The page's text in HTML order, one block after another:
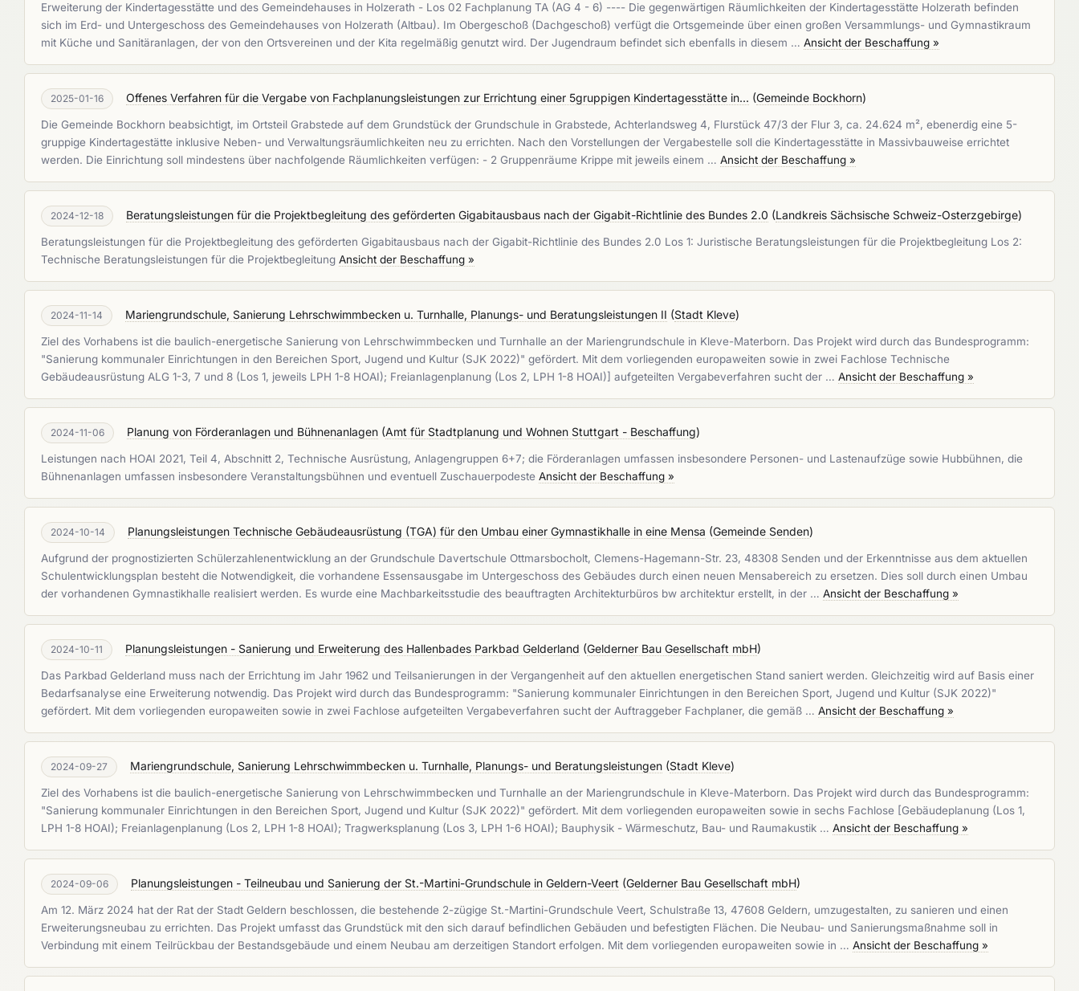
Erweiterung der Kindertagesstätte und des Gemeindehauses in Holzerath - Los 02 Fachplanung TA (AG 4 - 6) ---- Die gegenwärtigen Räumlichkeiten der Kindertagesstätte Holzerath befinden
sich im Erd- und Untergeschoss des Gemeindehauses von Holzerath (Altbau). Im Obergeschoß (Dachgeschoß) verfügt die Ortsgemeinde über einen großen Versammlungs- und Gymnastikraum
mit Küche und Sanitäranlagen, der von den Ortsvereinen und der Kita regelmäßig genutzt wird. Der Jugendraum befindet sich ebenfalls in diesem … Ansicht der Beschaffung »
2025-01-16 Offenes Verfahren für die Vergabe von Fachplanungsleistungen zur Errichtung einer 5gruppigen Kindertagesstätte in... (Gemeinde Bockhorn)
Die Gemeinde Bockhorn beabsichtigt, im Ortsteil Grabstede auf dem Grundstück der Grundschule in Grabstede, Achterlandsweg 4, Flurstück 47/3 der Flur 3, ca. 24.624 m², ebenerdig eine 5-
gruppige Kindertagestätte inklusive Neben- und Verwaltungsräumlichkeiten neu zu errichten. Nach den Vorstellungen der Vergabestelle soll die Kindertagesstätte in Massivbauweise errichtet
werden. Die Einrichtung soll mindestens über nachfolgende Räumlichkeiten verfügen: - 2 Gruppenräume Krippe mit jeweils einem … Ansicht der Beschaffung »
2024-12-18 Beratungsleistungen für die Projektbegleitung des geförderten Gigabitausbaus nach der Gigabit-Richtlinie des Bundes 2.0 (Landkreis Sächsische Schweiz-Osterzgebirge)
Beratungsleistungen für die Projektbegleitung des geförderten Gigabitausbaus nach der Gigabit-Richtlinie des Bundes 2.0 Los 1: Juristische Beratungsleistungen für die Projektbegleitung Los 2:
Technische Beratungsleistungen für die Projektbegleitung Ansicht der Beschaffung »
2024-11-14 Mariengrundschule, Sanierung Lehrschwimmbecken u. Turnhalle, Planungs- und Beratungsleistungen II (Stadt Kleve)
Ziel des Vorhabens ist die baulich-energetische Sanierung von Lehrschwimmbecken und Turnhalle an der Mariengrundschule in Kleve-Materborn. Das Projekt wird durch das Bundesprogramm:
"Sanierung kommunaler Einrichtungen in den Bereichen Sport, Jugend und Kultur (SJK 2022)" gefördert. Mit dem vorliegenden europaweiten sowie in zwei Fachlose Technische
Gebäudeausrüstung ALG 1-3, 7 und 8 (Los 1, jeweils LPH 1-8 HOAI); Freianlagenplanung (Los 2, LPH 1-8 HOAI)] aufgeteilten Vergabeverfahren sucht der … Ansicht der Beschaffung »
2024-11-06 Planung von Förderanlagen und Bühnenanlagen (Amt für Stadtplanung und Wohnen Stuttgart - Beschaffung)
Leistungen nach HOAI 2021, Teil 4, Abschnitt 2, Technische Ausrüstung, Anlagengruppen 6+7; die Förderanlagen umfassen insbesondere Personen- und Lastenaufzüge sowie Hubbühnen, die
Bühnenanlagen umfassen insbesondere Veranstaltungsbühnen und eventuell Zuschauerpodeste Ansicht der Beschaffung »
2024-10-14 Planungsleistungen Technische Gebäudeausrüstung (TGA) für den Umbau einer Gymnastikhalle in eine Mensa (Gemeinde Senden)
Aufgrund der prognostizierten Schülerzahlenentwicklung an der Grundschule Davertschule Ottmarsbocholt, Clemens-Hagemann-Str. 23, 48308 Senden und der Erkenntnisse aus dem aktuellen
Schulentwicklungsplan besteht die Notwendigkeit, die vorhandene Essensausgabe im Untergeschoss des Gebäudes durch einen neuen Mensabereich zu ersetzen. Dies soll durch einen Umbau
der vorhandenen Gymnastikhalle realisiert werden. Es wurde eine Machbarkeitsstudie des beauftragten Architekturbüros bw architektur erstellt, in der … Ansicht der Beschaffung »
2024-10-11 Planungsleistungen - Sanierung und Erweiterung des Hallenbades Parkbad Gelderland (Gelderner Bau Gesellschaft mbH)
Das Parkbad Gelderland muss nach der Errichtung im Jahr 1962 und Teilsanierungen in der Vergangenheit auf den aktuellen energetischen Stand saniert werden. Gleichzeitig wird auf Basis einer
Bedarfsanalyse eine Erweiterung notwendig. Das Projekt wird durch das Bundesprogramm: "Sanierung kommunaler Einrichtungen in den Bereichen Sport, Jugend und Kultur (SJK 2022)"
gefördert. Mit dem vorliegenden europaweiten sowie in zwei Fachlose aufgeteilten Vergabeverfahren sucht der Auftraggeber Fachplaner, die gemäß … Ansicht der Beschaffung »
2024-09-27 Mariengrundschule, Sanierung Lehrschwimmbecken u. Turnhalle, Planungs- und Beratungsleistungen (Stadt Kleve)
Ziel des Vorhabens ist die baulich-energetische Sanierung von Lehrschwimmbecken und Turnhalle an der Mariengrundschule in Kleve-Materborn. Das Projekt wird durch das Bundesprogramm:
"Sanierung kommunaler Einrichtungen in den Bereichen Sport, Jugend und Kultur (SJK 2022)" gefördert. Mit dem vorliegenden europaweiten sowie in sechs Fachlose [Gebäudeplanung (Los 1,
LPH 1-8 HOAI); Freianlagenplanung (Los 2, LPH 1-8 HOAI); Tragwerksplanung (Los 3, LPH 1-6 HOAI); Bauphysik - Wärmeschutz, Bau- und Raumakustik … Ansicht der Beschaffung »
2024-09-06 Planungsleistungen - Teilneubau und Sanierung der St.-Martini-Grundschule in Geldern-Veert (Gelderner Bau Gesellschaft mbH)
Am 12. März 2024 hat der Rat der Stadt Geldern beschlossen, die bestehende 2-zügige St.-Martini-Grundschule Veert, Schulstraße 13, 47608 Geldern, umzugestalten, zu sanieren und einen
Erweiterungsneubau zu errichten. Das Projekt umfasst das Grundstück mit den sich darauf befindlichen Gebäuden und befestigten Flächen. Die Neubau- und Sanierungsmaßnahme soll in
Verbindung mit einem Teilrückbau der Bestandsgebäude und einem Neubau am derzeitigen Standort erfolgen. Mit dem vorliegenden europaweiten sowie in … Ansicht der Beschaffung »